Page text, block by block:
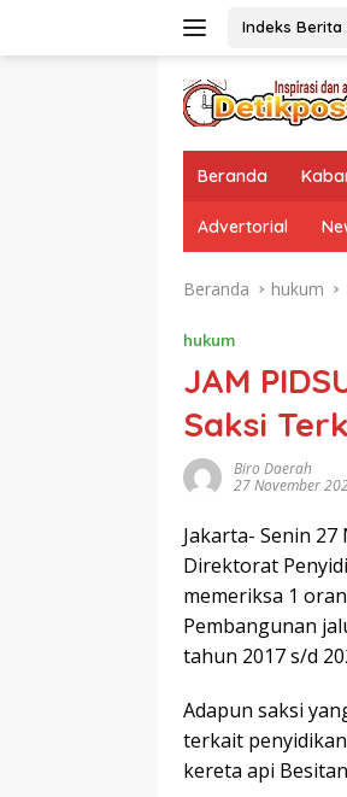
Indeks Berita
Beranda
Advertorial
Beranda hukum
hukum
JAM
Saksi
Biro Daerah
27 November
Jakarta- Senin
Direktorat
memeriksa 1
Pembangunan
tahun 2017 s/d
Adapun saksi
terkait
kereta api